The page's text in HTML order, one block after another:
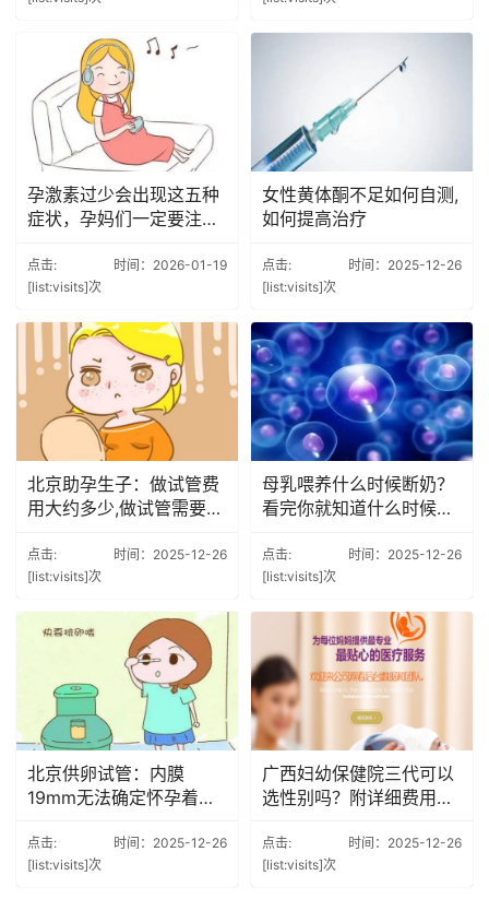
孕激素过少会出现这五种
症状，孕妈们一定要注意
点击:
[list:visits]次
时间：2026-01-19
女性黄体酮不足如何自测,
如何提高治疗
点击:
[list:visits]次
时间：2025-12-26
北京助孕生子：做试管费
用大约多少,做试管需要注
点击:
[list:visits]次
时间：2025-12-26
母乳喂养什么时候断奶？
看完你就知道什么时候最
点击:
[list:visits]次
时间：2025-12-26
北京供卵试管：内膜
19mm无法确定怀孕着
变的可能性
点击:
[list:visits]次
时间：2025-12-26
广西妇幼保健院三代可以
选性别吗？附详细费用明
点击:
[list:visits]次
时间：2025-12-26